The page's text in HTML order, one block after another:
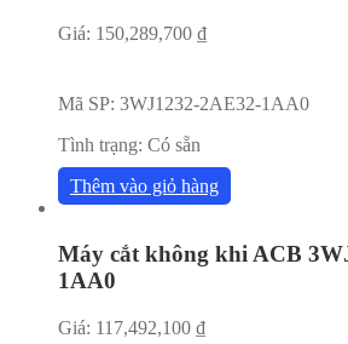
Giá: 150,289,700 ₫
Mã SP: 3WJ1232-2AE32-1AA0
Tình trạng: Có sẵn
Thêm vào giỏ hàng
Máy cắt không khi ACB
1AA0
Giá: 117,492,100 ₫